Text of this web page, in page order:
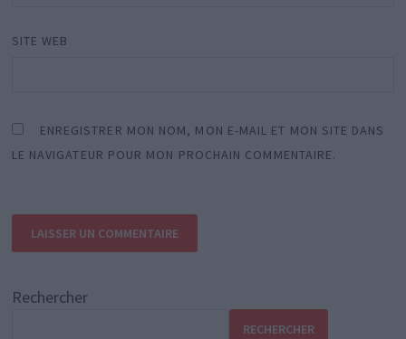
SITE WEB
ENREGISTRER MON NOM, MON E-MAIL ET MON SITE DANS
LE NAVIGATEUR POUR MON PROCHAIN COMMENTAIRE.
Rechercher
RECHERCHER